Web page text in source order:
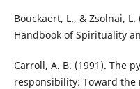
Bouckaert, L., & Zsolnai,
Handbook of Spirituality
Carroll, A. B. (1991). The
responsibility: Toward